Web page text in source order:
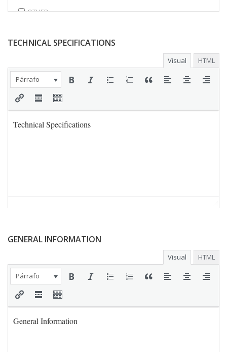
OTHER
TECHNICAL SPECIFICATIONS
Visual HTML
Párrafo
GENERAL INFORMATION
Visual HTML
Párrafo